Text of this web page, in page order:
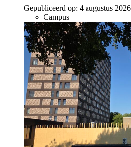
Gepubliceerd op: 4 augustus 2026
Campus